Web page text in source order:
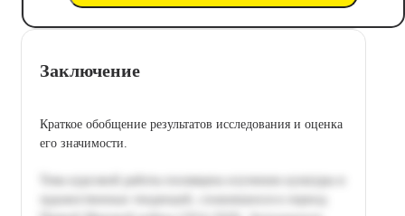
Заключение
Краткое обобщение результатов исследования и оценка
его значимости.